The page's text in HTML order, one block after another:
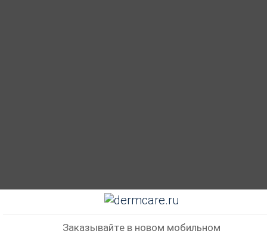
Заказывайте в новом мобильном